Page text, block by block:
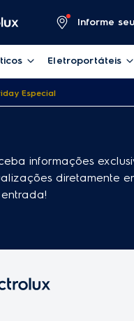
Informe
Eletroportáteis
Especial
informações
diretamente